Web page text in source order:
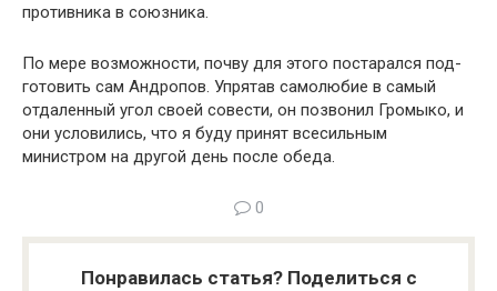
противни­ка в союзника.
По мере возможности, почву для этого постарался под­
готовить сам Андропов. Упрятав самолюбие в самый
отдален­ный угол своей совести, он позвонил Громыко, и
они усло­вились, что я буду принят всесильным
министром на другой день после обеда.
0
Понравилась статья? Поделиться с